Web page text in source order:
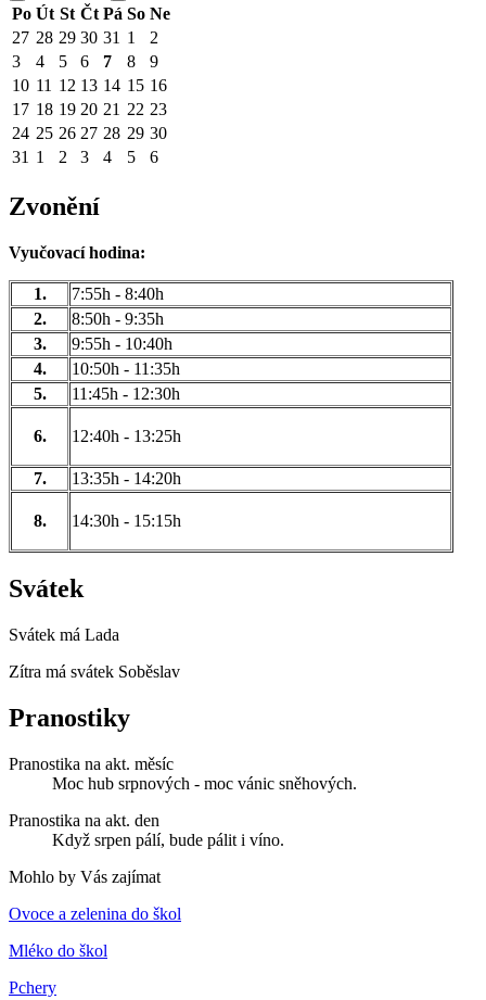
Po Út St Čt Pá So Ne
27 28 29 30 31 1
2
3
4 5 6 7 8
9
10 11 12 13 14 15 16
17 18 19 20 21 22 23
24 25 26 27 28 29 30
31 1 2 3 4 5 6
Zvonění
Vyučovací hodina:
1.
7:55h - 8:40h
2.
8:50h - 9:35h
3.
9:55h - 10:40h
4.
10:50h - 11:35h
5.
11:45h - 12:30h
6. 12:40h - 13:25h
7. 13:35h - 14:20h
8. 14:30h - 15:15h
Svátek
Svátek má Lada
Zítra má svátek Soběslav
Pranostiky
Pranostika na akt. měsíc
Moc hub srpnových - moc vánic sněhových.
Pranostika na akt. den
Když srpen pálí, bude pálit i víno.
Mohlo by Vás zajímat
Ovoce a zelenina do škol
Mléko do škol
Pchery